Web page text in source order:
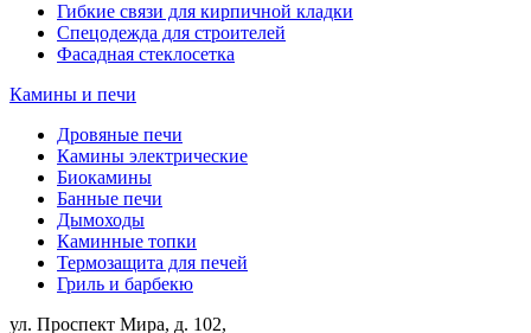
Гибкие связи для кирпичной кладки
Спецодежда для строителей
Фасадная стеклосетка
Камины и печи
Дровяные печи
Камины электрические
Биокамины
Банные печи
Дымоходы
Каминные топки
Термозащита для печей
Гриль и барбекю
ул. Проспект Мира, д. 102,